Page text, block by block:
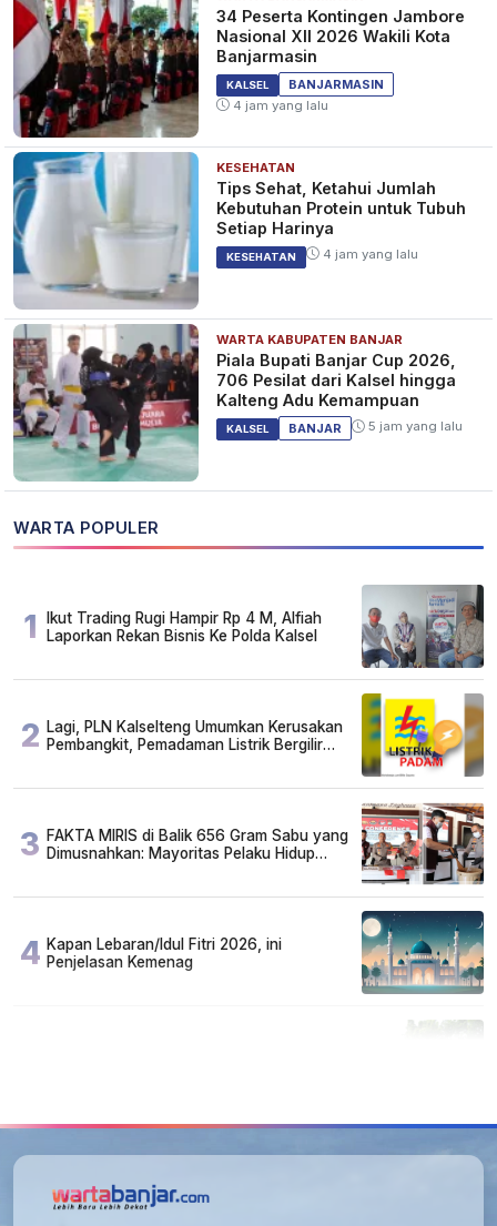
34 Peserta Kontingen Jambore
Nasional XII 2026 Wakili Kota
Banjarmasin
KALSEL
BANJARMASIN
4 jam yang lalu
KESEHATAN
Tips Sehat, Ketahui Jumlah
Kebutuhan Protein untuk Tubuh
Setiap Harinya
KESEHATAN 4 jam yang lalu
WARTA KABUPATEN BANJAR
Piala Bupati Banjar Cup 2026,
706 Pesilat dari Kalsel hingga
Kalteng Adu Kemampuan
KALSEL BANJAR 5 jam yang lalu
WARTA POPULER
1
Ikut Trading Rugi Hampir Rp 4 M, Alfiah
Laporkan Rekan Bisnis Ke Polda Kalsel
2 Lagi, PLN Kalselteng Umumkan Kerusakan
Pembangkit, Pemadaman Listrik Bergilir
3 FAKTA MIRIS di Balik 656 Gram Sabu yang
Dimusnahkan: Mayoritas Pelaku Hidup
4 Kapan Lebaran/Idul Fitri 2026, ini
Penjelasan Kemenag